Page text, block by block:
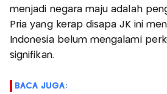
menjadi negara maju adalah
Pria yang kerap disapa JK ini
Indonesia belum mengalami
signifikan.
BACA JUGA: